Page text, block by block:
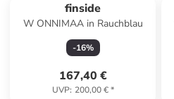
finside
W ONNIMAA in Rauchblau
-16%
167,40 €
UVP: 200,00 €*